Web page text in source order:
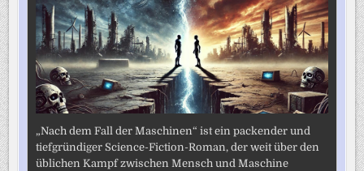
„Nach dem Fall der Maschinen“ ist ein packender und
tiefgründiger Science-Fiction-Roman, der weit über den
üblichen Kampf zwischen Mensch und Maschine